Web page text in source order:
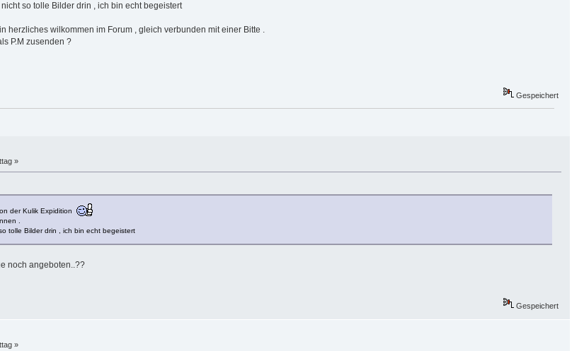
so tolle Bilder drin , ich bin echt begeistert
herzliches wilkommen im Forum , gleich verbunden mit einer Bitte .
P.M zusenden ?
Gespeichert
»
der Kulik Expidition
.
tolle Bilder drin , ich bin echt begeistert
noch angeboten..??
Gespeichert
»